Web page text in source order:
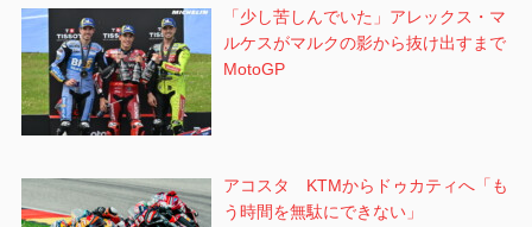
「少し苦しんでいた」アレックス・マ
ルケスがマルクの影から抜け出すまで
MotoGP
アコスタ KTMからドゥカティへ「も
う時間を無駄にできない」